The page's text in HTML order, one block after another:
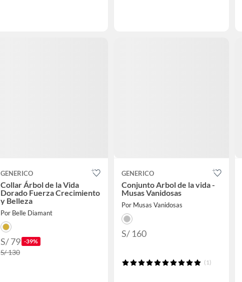
GENERICO
Collar Árbol de la Vida
Dorado Fuerza Crecimiento
y Belleza
Por Belle Diamant
S/ 79 -39%
S/ 130
GENERICO
Conjunto Arbol de la vida -
Musas Vanidosas
Por Musas Vanidosas
S/ 160
(1)